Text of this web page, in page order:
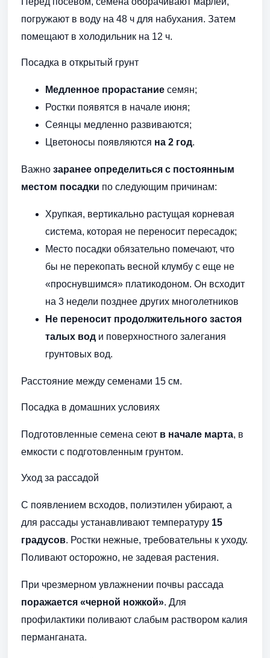
погружают в воду на 48 ч для набухания. Затем
помещают в холодильник на 12 ч.
Посадка в открытый грунт
Медленное прорастание семян;
Ростки появятся в начале июня;
Сеянцы медленно развиваются;
Цветоносы появляются на 2 год.
Важно заранее определиться с постоянным
местом посадки по следующим причинам:
Хрупкая, вертикально растущая корневая
система, которая не переносит пересадок;
Место посадки обязательно помечают, что
бы не перекопать весной клумбу с еще не
«проснувшимся» платикодоном. Он всходит
на 3 недели позднее других многолетников
Не переносит продолжительного застоя
талых вод и поверхностного залегания
грунтовых вод.
Расстояние между семенами 15 см.
Посадка в домашних условиях
Подготовленные семена сеют в начале марта, в
емкости с подготовленным грунтом.
Уход за рассадой
С появлением всходов, полиэтилен убирают, а
для рассады устанавливают температуру 15
градусов. Ростки нежные, требовательны к уходу.
Поливают осторожно, не задевая растения.
При чрезмерном увлажнении почвы рассада
поражается «черной ножкой». Для
профилактики поливают слабым раствором калия
перманганата.